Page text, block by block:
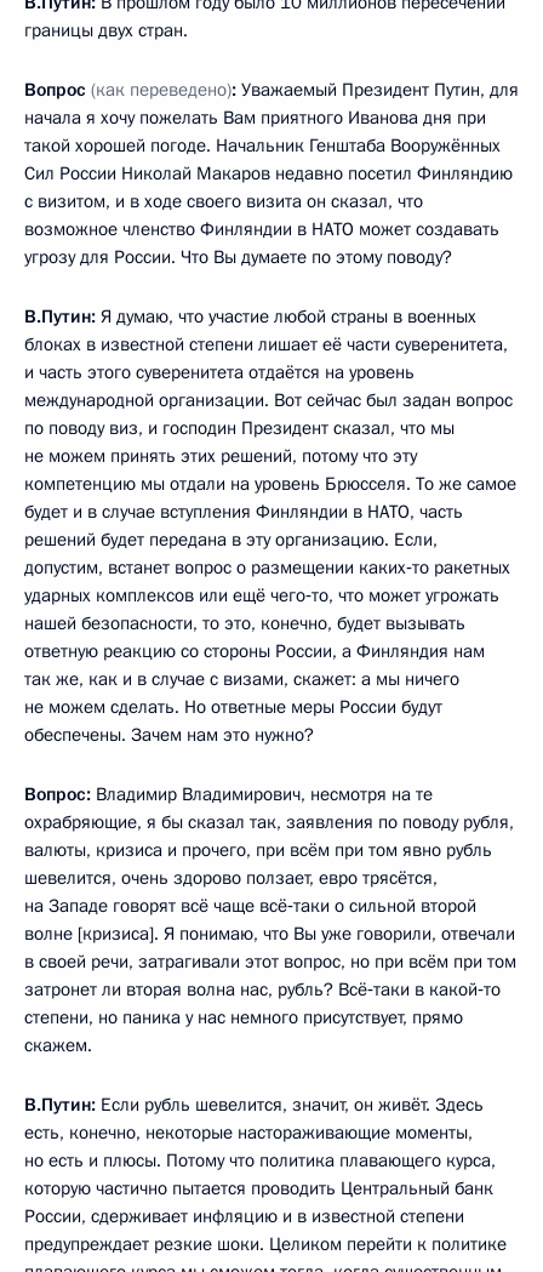
границы двух стран.
Вопрос (как переведено): Уважаемый Президент Путин, для
начала я хочу пожелать Вам приятного Иванова дня при
такой хорошей погоде. Начальник Генштаба Вооружённых
Сил России Николай Макаров недавно посетил Финляндию
с визитом, и в ходе своего визита он сказал, что
возможное членство Финляндии в НАТО может создавать
угрозу для России. Что Вы думаете по этому поводу?
В.Путин: Я думаю, что участие любой страны в военных
блоках в известной степени лишает её части суверенитета,
и часть этого суверенитета отдаётся на уровень
международной организации. Вот сейчас был задан вопрос
по поводу виз, и господин Президент сказал, что мы
не можем принять этих решений, потому что эту
компетенцию мы отдали на уровень Брюсселя. То же самое
будет и в случае вступления Финляндии в НАТО, часть
решений будет передана в эту организацию. Если,
допустим, встанет вопрос о размещении каких‑то ракетных
ударных комплексов или ещё чего‑то, что может угрожать
нашей безопасности, то это, конечно, будет вызывать
ответную реакцию со стороны России, а Финляндия нам
так же, как и в случае с визами, скажет: а мы ничего
не можем сделать. Но ответные меры России будут
обеспечены. Зачем нам это нужно?
Вопрос: Владимир Владимирович, несмотря на те
охрабряющие, я бы сказал так, заявления по поводу рубля,
валюты, кризиса и прочего, при всём при том явно рубль
шевелится, очень здорово ползает, евро трясётся,
на Западе говорят всё чаще всё‑таки о сильной второй
волне [кризиса]. Я понимаю, что Вы уже говорили, отвечали
в своей речи, затрагивали этот вопрос, но при всём при том
затронет ли вторая волна нас, рубль? Всё‑таки в какой‑то
степени, но паника у нас немного присутствует, прямо
скажем.
В.Путин: Если рубль шевелится, значит, он живёт. Здесь
есть, конечно, некоторые настораживающие моменты,
но есть и плюсы. Потому что политика плавающего курса,
которую частично пытается проводить Центральный банк
России, сдерживает инфляцию и в известной степени
предупреждает резкие шоки. Целиком перейти к политике